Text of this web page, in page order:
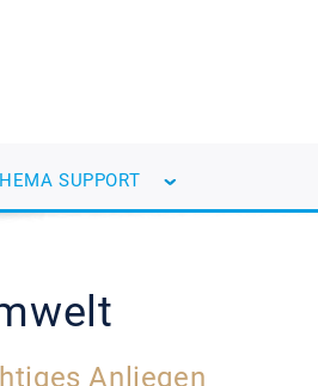
SUPPORT
Anliegen